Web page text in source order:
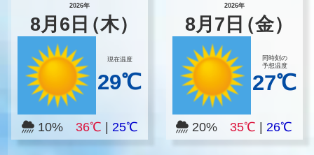
2026年
8月 6 日（木）
現在温度
29℃
10% 36℃ 25℃
2026年
8月 7 日（金）
同時刻の
予想温度
27℃
20%35℃ |26℃